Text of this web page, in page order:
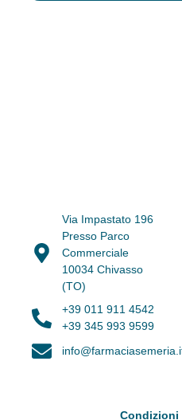
Via Impastato 196
Presso Parco
Commerciale
10034 Chivasso
(TO)
+39 011 911 4542
+39 345 993 9599
Condizioni